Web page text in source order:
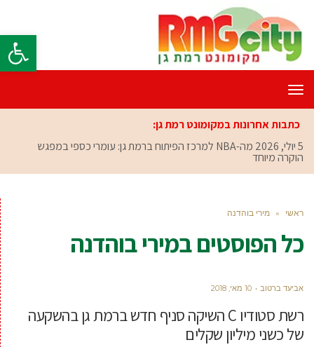
פתח
תפריט
כתבות אחרונות במקומונט רמת גן:
5 יולי, 2026
מה-NBA למרכז הפיתוח ברמת גן: עומרי כספי במפגש
הוקרה מיוחד
ראשי » מירי בוהדנה
כל הפוסטים במירי בוהדנה
אביעד ברטוב 10 מאי, 2018
רשת סטודיו C השיקה סניף חדש ברמת גן בהשקעה
של כשני מיליון שקלים